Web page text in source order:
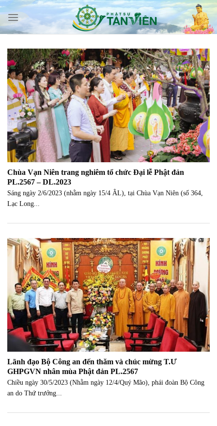
Skip
content
Chùa Vạn Niên trang nghiêm tổ chức Đại lễ Phật đản
PL.2567 – DL.2023
Sáng ngày 2/6/2023 (nhằm ngày 15/4 ÂL), tại Chùa Vạn Niên (số 364,
Lạc Long...
Lãnh đạo Bộ Công an đến thăm và chúc mừng T.Ư
GHPGVN nhân mùa Phật đản PL.2567
Chiều ngày 30/5/2023 (Nhằm ngày 12/4/Quý Mão), phái đoàn Bộ Công
an do Thứ trưởng...